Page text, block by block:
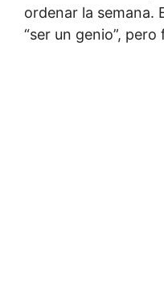
ordenar la semana.
“ser un genio”, pero